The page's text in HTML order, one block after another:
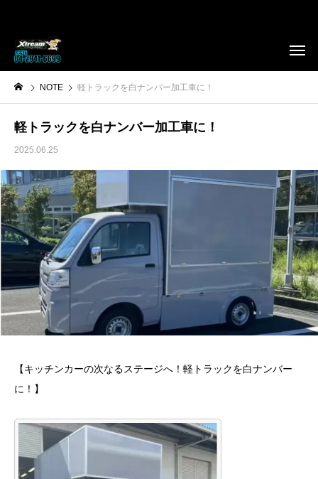
NOTE 軽トラックを白ナンバー加工車に！
軽トラックを白ナンバー加工車に！
2025.06.25
【キッチンカーの次なるステージへ！軽トラックを白ナンバー
に！】